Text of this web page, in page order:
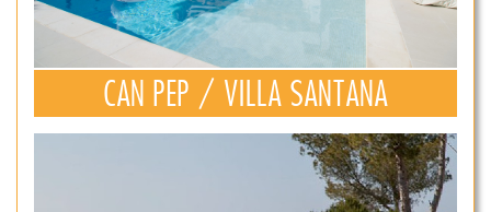
CAN PEP / VILLA SANTANA